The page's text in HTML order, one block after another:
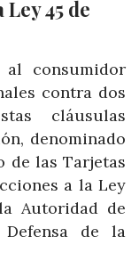
45 de
al consumidor
contra dos
cláusulas
denominado
de las Tarjetas
a la Ley
Autoridad de
de la